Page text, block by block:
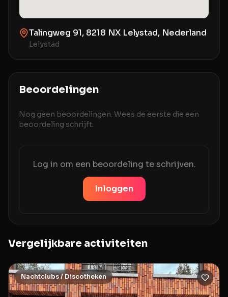
Talingweg 91, 8218 NX Lelystad, Nederland
Lelystad
Beoordelingen
Nog geen beoordelingen. Wees de eerste die een
beoordeling schrijft.
Log in om een beoordeling te schrijven.
Inloggen
Vergelijkbare activiteiten
Nachtclubs / Discotheken